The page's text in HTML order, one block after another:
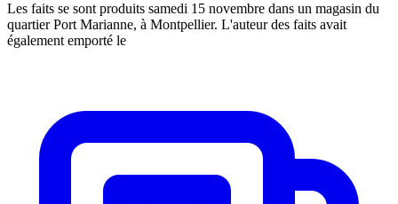
Les faits se sont produits samedi 15 novembre dans un magasin du
quartier Port Marianne, à Montpellier. L'auteur des faits avait
également emporté le